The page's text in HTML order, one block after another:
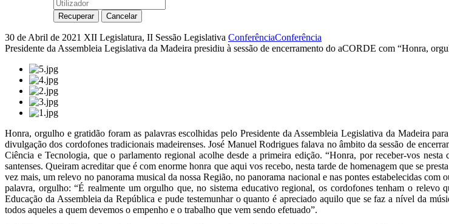
30 de Abril de 2021 XII Legislatura, II Sessão Legislativa ConferênciaConferência
Presidente da Assembleia Legislativa da Madeira presidiu à sessão de encerramento do aCORDE com “Honra,
Honra, orgulho e gratidão foram as palavras escolhidas pelo Presidente da Assembleia Legislativa da Madeira
divulgação dos cordofones tradicionais madeirenses. José Manuel Rodrigues falava no âmbito da sessão de
Ciência e Tecnologia, que o parlamento regional acolhe desde a primeira edição. “Honra, por receber-vos
santenses. Queiram acreditar que é com enorme honra que aqui vos recebo, nesta tarde de homenagem que se
vez mais, um relevo no panorama musical da nossa Região, no panorama nacional e nas pontes estabelecidas
palavra, orgulho: “É realmente um orgulho que, no sistema educativo regional, os cordofones tenham o relevo
Educação da Assembleia da República e pude testemunhar o quanto é apreciado aquilo que se faz a nível da
todos aqueles a quem devemos o empenho e o trabalho que vem sendo efetuado”.